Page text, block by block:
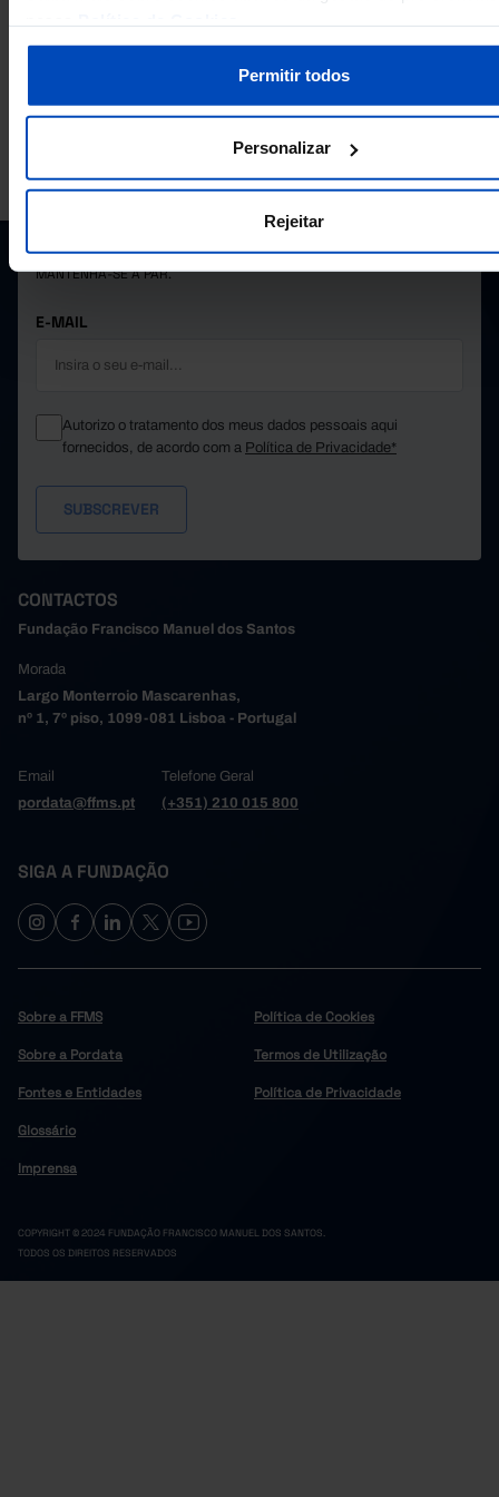
Permitir todos
Personalizar
Rejeitar
2013
2015
2018
342,6
-
2020
346,8
-
2021
2024
A PORDATA É UM PROJETO DA FUNDAÇÃO FRANCISCO MANUEL DOS
SANTOS.
MANTENHA-SE A PAR.
E-MAIL
Autorizo o tratamento dos meus dados pessoais aqui
fornecidos, de acordo com a Política de Privacidade*
CONTACTOS
Fundação Francisco Manuel dos Santos
Morada
Largo Monterroio Mascarenhas,
nº 1, 7º piso, 1099-081 Lisboa - Portugal
Email
pordata@ffms.pt
Telefone Geral
(+351) 210 015 800
SIGA A FUNDAÇÃO
Sobre a FFMS
Sobre a Pordata
Fontes e Entidades
Glossário
Imprensa
Política de Cookies
Termos de Utilização
Política de Privacidade
COPYRIGHT © 2024 FUNDAÇÃO FRANCISCO MANUEL DOS SANTOS.
TODOS OS DIREITOS RESERVADOS